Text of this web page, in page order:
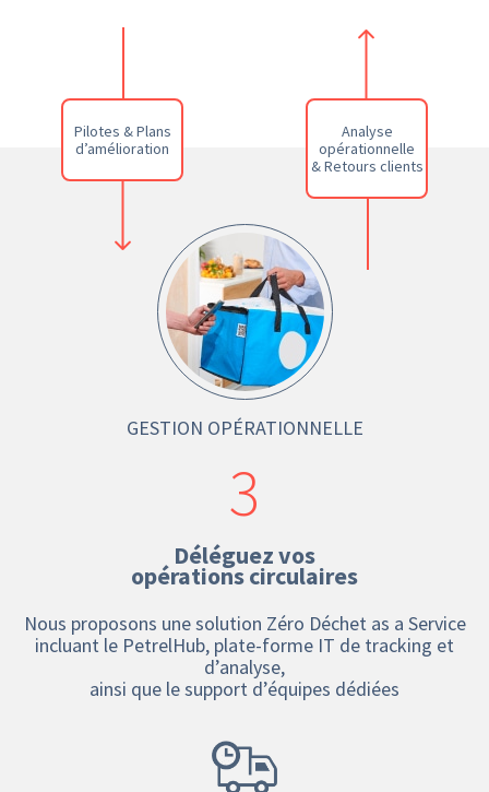
Pilotes & Plans
d’amélioration
Analyse
opérationnelle
& Retours clients
GESTION OPÉRATIONNELLE
3
Déléguez vos
opérations circulaires
Nous proposons une solution Zéro Déchet as a Service
incluant le PetrelHub, plate-forme IT de tracking et
d’analyse,
ainsi que le support d’équipes dédiées